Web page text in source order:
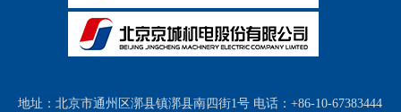
地址：北京市通州区漷县镇漷县南四街1号 电话：+86-10-67383444